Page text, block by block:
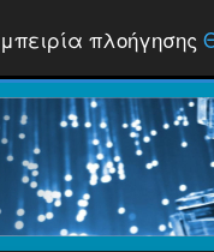
πλοήγησης